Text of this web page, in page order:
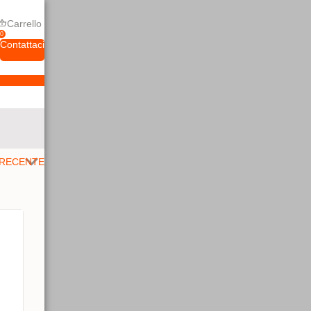
0
Carrello
Contattaci